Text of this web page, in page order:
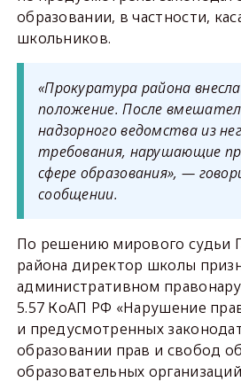
образовании, в частности,
школьников.
«Прокуратура района
положение. После
надзорного ведомства из
требования, нарушающие
сфере образования», —
сообщении.
По решению мирового судьи
района директор школы
административном
5.57 КоАП РФ «Нарушение
и предусмотренных
образовании прав и свобод
образовательных